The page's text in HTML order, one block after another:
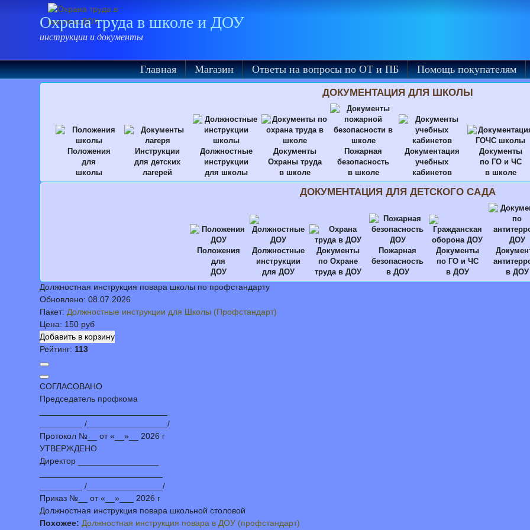
Охрана труда в школе и ДОУ
инструкции и документы
Главная Магазин Ответы на вопросы по ОТ и ПБ Помощь покупателям
ДОКУМЕНТАЦИЯ ДЛЯ ШКОЛЫ
Положения
для
школы
Инструкции
для детских
лагерей
Должностные
инструкции
для школы
Документы
Охраны труда
в школе
Пожарная
безопасность
в школе
Документация
учебных
кабинетов
Документы
по ГО и ЧС
в школе
ДОКУМЕНТАЦИЯ ДЛЯ ДЕТСКОГО САДА
Положения
для
ДОУ
Должностные
инструкции
для ДОУ
Документы
по Охране
труда в ДОУ
Пожарная
безопасность
в ДОУ
Документы
по ГО и ЧС
в ДОУ
в ДОУ
Должностная инструкция повара школы по профстандарту
Обновлено: 08.07.2026
Пакет: Должностные инструкции для Школы (Профстандарт)
Цена: 150 руб
Рейтинг: 113
СОГЛАСОВАНО
Председатель профкома
_________ /_________________/
Протокол №__ от «__»__ 2026 г
УТВЕРЖДЕНО
Директор _________________
_________ /________________/
Приказ №__ от «__»___ 2026 г
Должностная инструкция повара школьной столовой
Похожее: Должностная инструкция повара в ДОУ (профстандарт)